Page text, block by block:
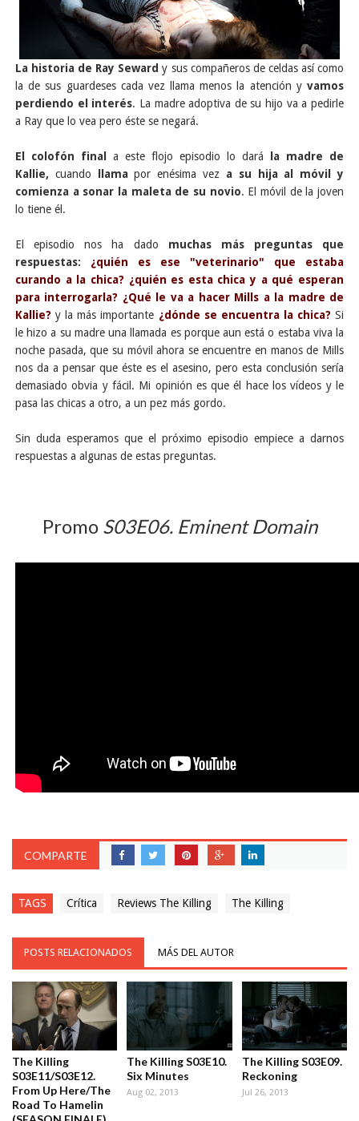
La historia de Ray Sewardy sus compañeros de celdas así como
la de sus guardeses cada vez llama menos la atención y vamos
perdiendo el interés. La madre adoptiva de su hijo va a pedirle
a Ray que lo vea pero éste se negará.
El colofón final a este flojo episodio lo dará
la madre de
Kallie, cuando llamapor enésima vez a su hija al móvil y
comienza a sonar la maleta de su novio. El móvil de la joven
lo tiene él.
El episodio nos ha dado muchas más preguntas que
respuestas:
¿quién es ese "veterinario" que estaba
curando a la chica? ¿quién es esta chica y a qué esperan
para interrogarla? ¿Qué le va a hacer Mills a la madre de
Kallie?y la más importante ¿dónde se encuentra la chica? Si
le hizo a su madre una llamada es porque aun está o estaba viva la
noche pasada, que su móvil ahora se encuentre en manos de Mills
nos da a pensar que éste es el asesino, pero esta conclusión sería
demasiado obvia y fácil. Mi opinión es que él hace los vídeos y le
pasa las chicas a otro, a un pez más gordo.
Sin duda esperamos que el próximo episodio empiece a darnos
respuestas a algunas de estas preguntas.
PromoS03E06. Eminent Domain
COMPARTE
TAGS Crítica Reviews The Killing The Killing
POSTS RELACIONADOS MÁS DEL AUTOR
The Killing
S03E11/S03E12.
From Up Here/The
Road To Hamelin
The Killing S03E10.
Six Minutes
Aug 02, 2013
The Killing S03E09.
Reckoning
Jul 26, 2013